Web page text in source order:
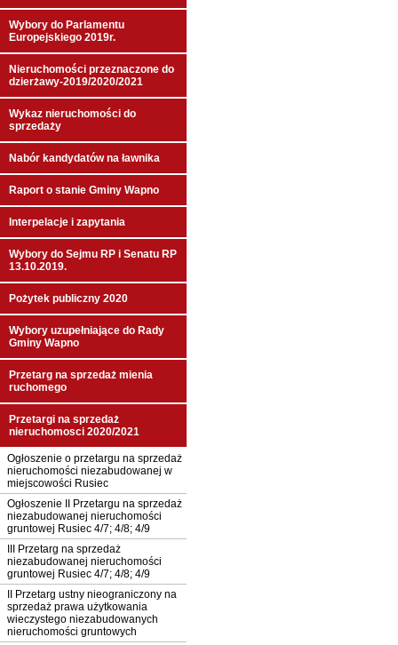
Wybory do Parlamentu
Europejskiego 2019r.
Nieruchomości przeznaczone do
dzierżawy-2019/2020/2021
Wykaz nieruchomości do
sprzedaży
Nabór kandydatów na ławnika
Raport o stanie Gminy Wapno
Interpelacje i zapytania
Wybory do Sejmu RP i Senatu RP
13.10.2019.
Pożytek publiczny 2020
Wybory uzupełniające do Rady
Gminy Wapno
Przetarg na sprzedaż mienia
ruchomego
Przetargi na sprzedaż
nieruchomosci 2020/2021
Ogłoszenie o przetargu na sprzedaż
nieruchomości niezabudowanej w
miejscowości Rusiec
Ogłoszenie II Przetargu na sprzedaż
niezabudowanej nieruchomości
gruntowej Rusiec 4/7; 4/8; 4/9
III Przetarg na sprzedaż
niezabudowanej nieruchomości
gruntowej Rusiec 4/7; 4/8; 4/9
II Przetarg ustny nieograniczony na
sprzedaż prawa użytkowania
wieczystego niezabudowanych
nieruchomości gruntowych